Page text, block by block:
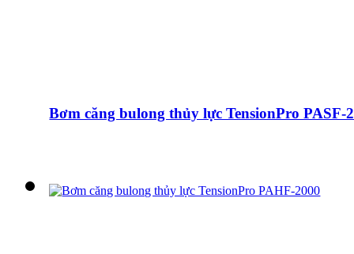
Bơm căng bulong thủy lực TensionPro PASF-